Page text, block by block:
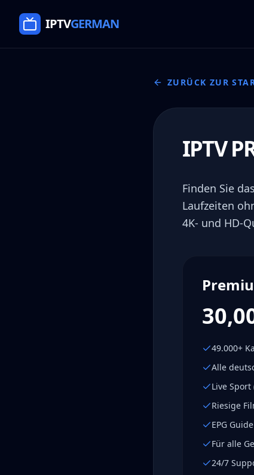
IPTVGERMAN
ZURÜCK ZUR
IPTV
Finden Sie
Laufzeiten
4K- und HD-
49.000+
Alle
Live
Riesige
EPG
Für alle
24/7